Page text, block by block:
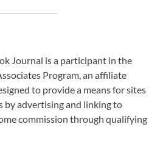
Journal is a participant in the
Program, an affiliate
to provide a means for sites
by advertising and linking to
commission through qualifying